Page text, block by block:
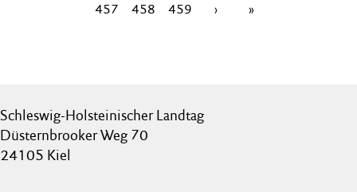
457 458 459 › »
Schleswig-Holsteinischer Landtag
Düsternbrooker Weg 70
24105 Kiel